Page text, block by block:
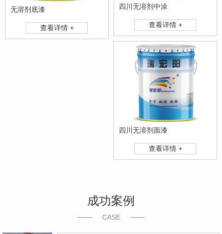
无溶剂底漆
查看详情 +
四川无溶剂中涂
查看详情 +
四川无溶剂面漆
查看详情 +
成功案例
CASE